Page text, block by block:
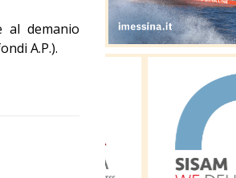
al demanio
A.P.).